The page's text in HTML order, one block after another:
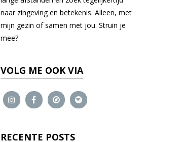
naar zingeving en betekenis. Alleen, met
mijn gezin of samen met jou. Struin je
mee?
VOLG ME OOK VIA
RECENTE POSTS